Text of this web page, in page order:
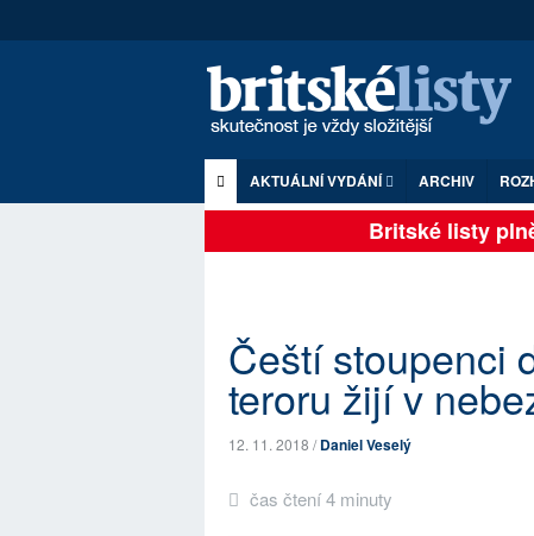
AKTUÁLNÍ VYDÁNÍ ARCHIV
Britské listy plně
Čeští stoupenci
teroru žijí v
12. 11. 2018 /Daniel Veselý
čas čtení 4 minuty